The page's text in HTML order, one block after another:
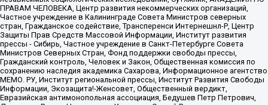
ПРАВАМ ЧЕЛОВЕКА, Центр развития некоммерческих организаций,
Частное учреждение в Калининграде Совета Министров северных
стран, Гражданское содействие, Трансперенси Интернешнл-Р, Центр
Защиты Прав Средств Массовой Информации, Институт развития
прессы - Сибирь, Частное учреждение в Санкт-Петербурге Совета
Министров Северных Стран, Фонд поддержки свободы прессы,
Гражданский контроль, Человек и Закон, Общественная комиссия по
сохранению наследия академика Сахарова, Информационное агентство
МЕМО. РУ, Институт региональной прессы, Институт Развития Свободы
Информации, Экозащита!-Женсовет, Общественный вердикт,
Евразийская антимонопольная ассоциация, Бедушев Петр Петрович,